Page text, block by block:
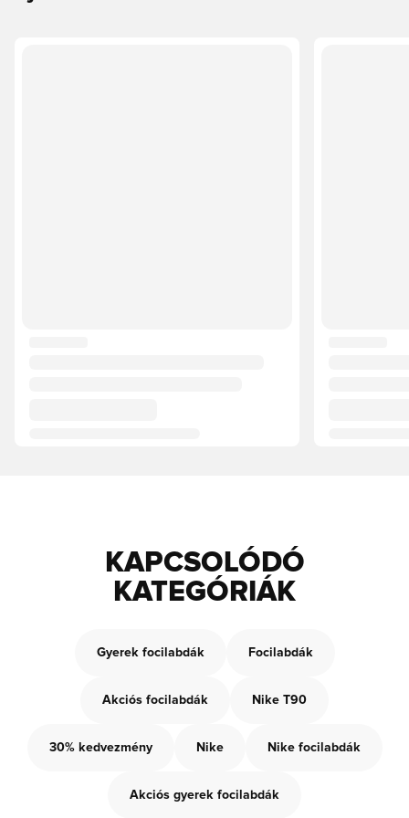
KAPCSOLÓDÓ
KATEGÓRIÁK
Gyerek focilabdák Focilabdák
Akciós focilabdák Nike T90
30% kedvezmény Nike Nike focilabdák
Akciós gyerek focilabdák